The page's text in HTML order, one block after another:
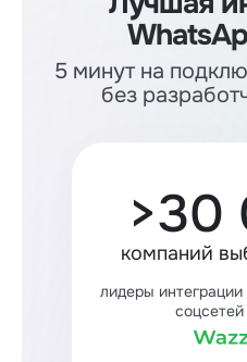
5 минут на
без
>30
компаний
лидеры
соцсетей